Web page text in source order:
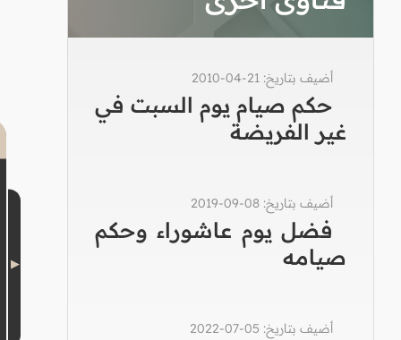
أضيف بتاريخ: 21-04-2010
حكم صيام يوم السبت في
غير الفريضة
أضيف بتاريخ: 08-09-2019
فضل يوم عاشوراء وحكم
صيامه
أضيف بتاريخ: 05-07-2022